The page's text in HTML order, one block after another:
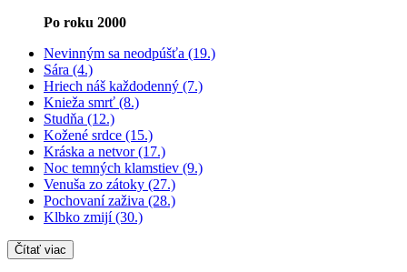
Po roku 2000
Nevinným sa neodpúšťa (19.)
Sára (4.)
Hriech náš každodenný (7.)
Knieža smrť (8.)
Studňa (12.)
Kožené srdce (15.)
Kráska a netvor (17.)
Noc temných klamstiev (9.)
Venuša zo zátoky (27.)
Pochovaní zaživa (28.)
Klbko zmijí (30.)
Čítať viac